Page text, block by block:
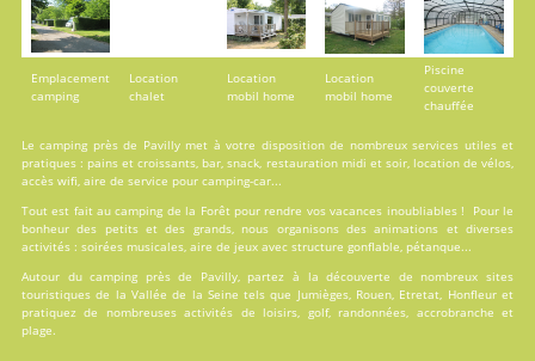
Emplacement
camping
Location
chalet
Location
mobil home
Location
mobil home
Piscine
couverte
chauffée
Le camping près de Pavilly met à votre disposition de nombreux services utiles et
pratiques : pains et croissants, bar, snack, restauration midi et soir, location de vélos,
accès wifi, aire de service pour camping-car...
Tout est fait aucamping de la Forêtpour rendre vos vacances inoubliables ! Pour le
bonheur des petits et des grands, nous organisons des animations et diverses
activités : soirées musicales, aire de jeux avec structure gonflable, pétanque...
Autour du camping près de Pavilly, partez à la découverte de nombreux sites
touristiques de la Vallée de la Seine tels que Jumièges, Rouen, Etretat, Honfleur et
pratiquez de nombreuses activités de loisirs, golf, randonnées, accrobranche et
plage.